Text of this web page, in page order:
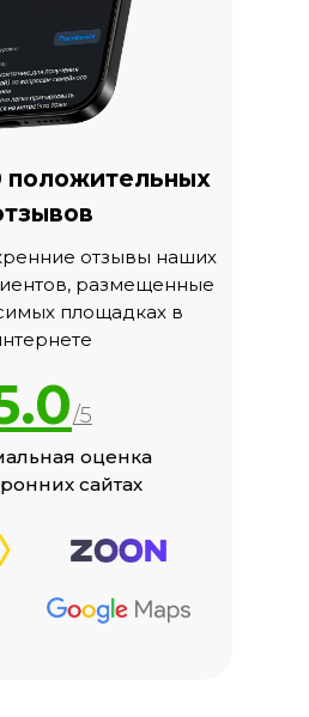
/5
оценка
сайтах
отзывы наших
размещенные
площадках в
положительных